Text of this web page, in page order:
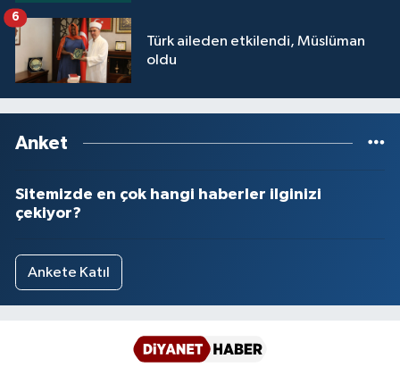
Türk aileden etkilendi, Müslüman
oldu
6
Anket
Sitemizde en çok hangi haberler ilginizi
çekiyor?
Ankete Katıl
Muğla Müftülüğü
Muş Müftülüğü
Nevşehir Müftülüğü
Niğde Müftülüğü
Osmaniye Müftülüğü